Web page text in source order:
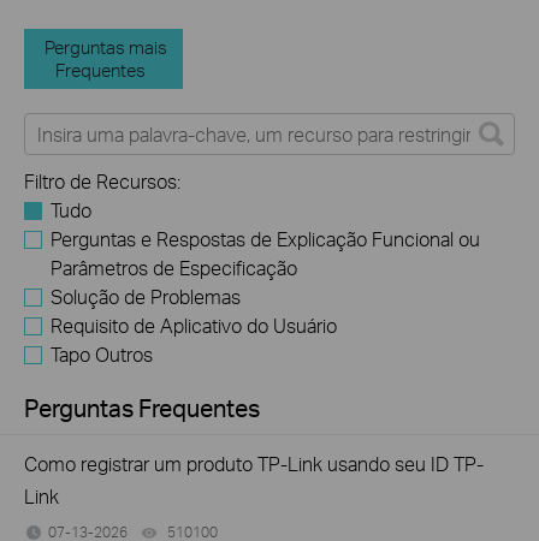
Perguntas mais
Frequentes
Filtro de Recursos:
Tudo
Perguntas e Respostas de Explicação Funcional ou
Parâmetros de Especificação
Solução de Problemas
Requisito de Aplicativo do Usuário
Tapo Outros
Perguntas Frequentes
Como registrar um produto TP-Link usando seu ID TP-
Link
07-13-2026 510100